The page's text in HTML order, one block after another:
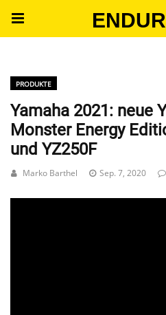
PRODUKTE
Yamaha 2021: neue
Monster Energy
und YZ250F
Marko Barthel Sep. 7, 2020